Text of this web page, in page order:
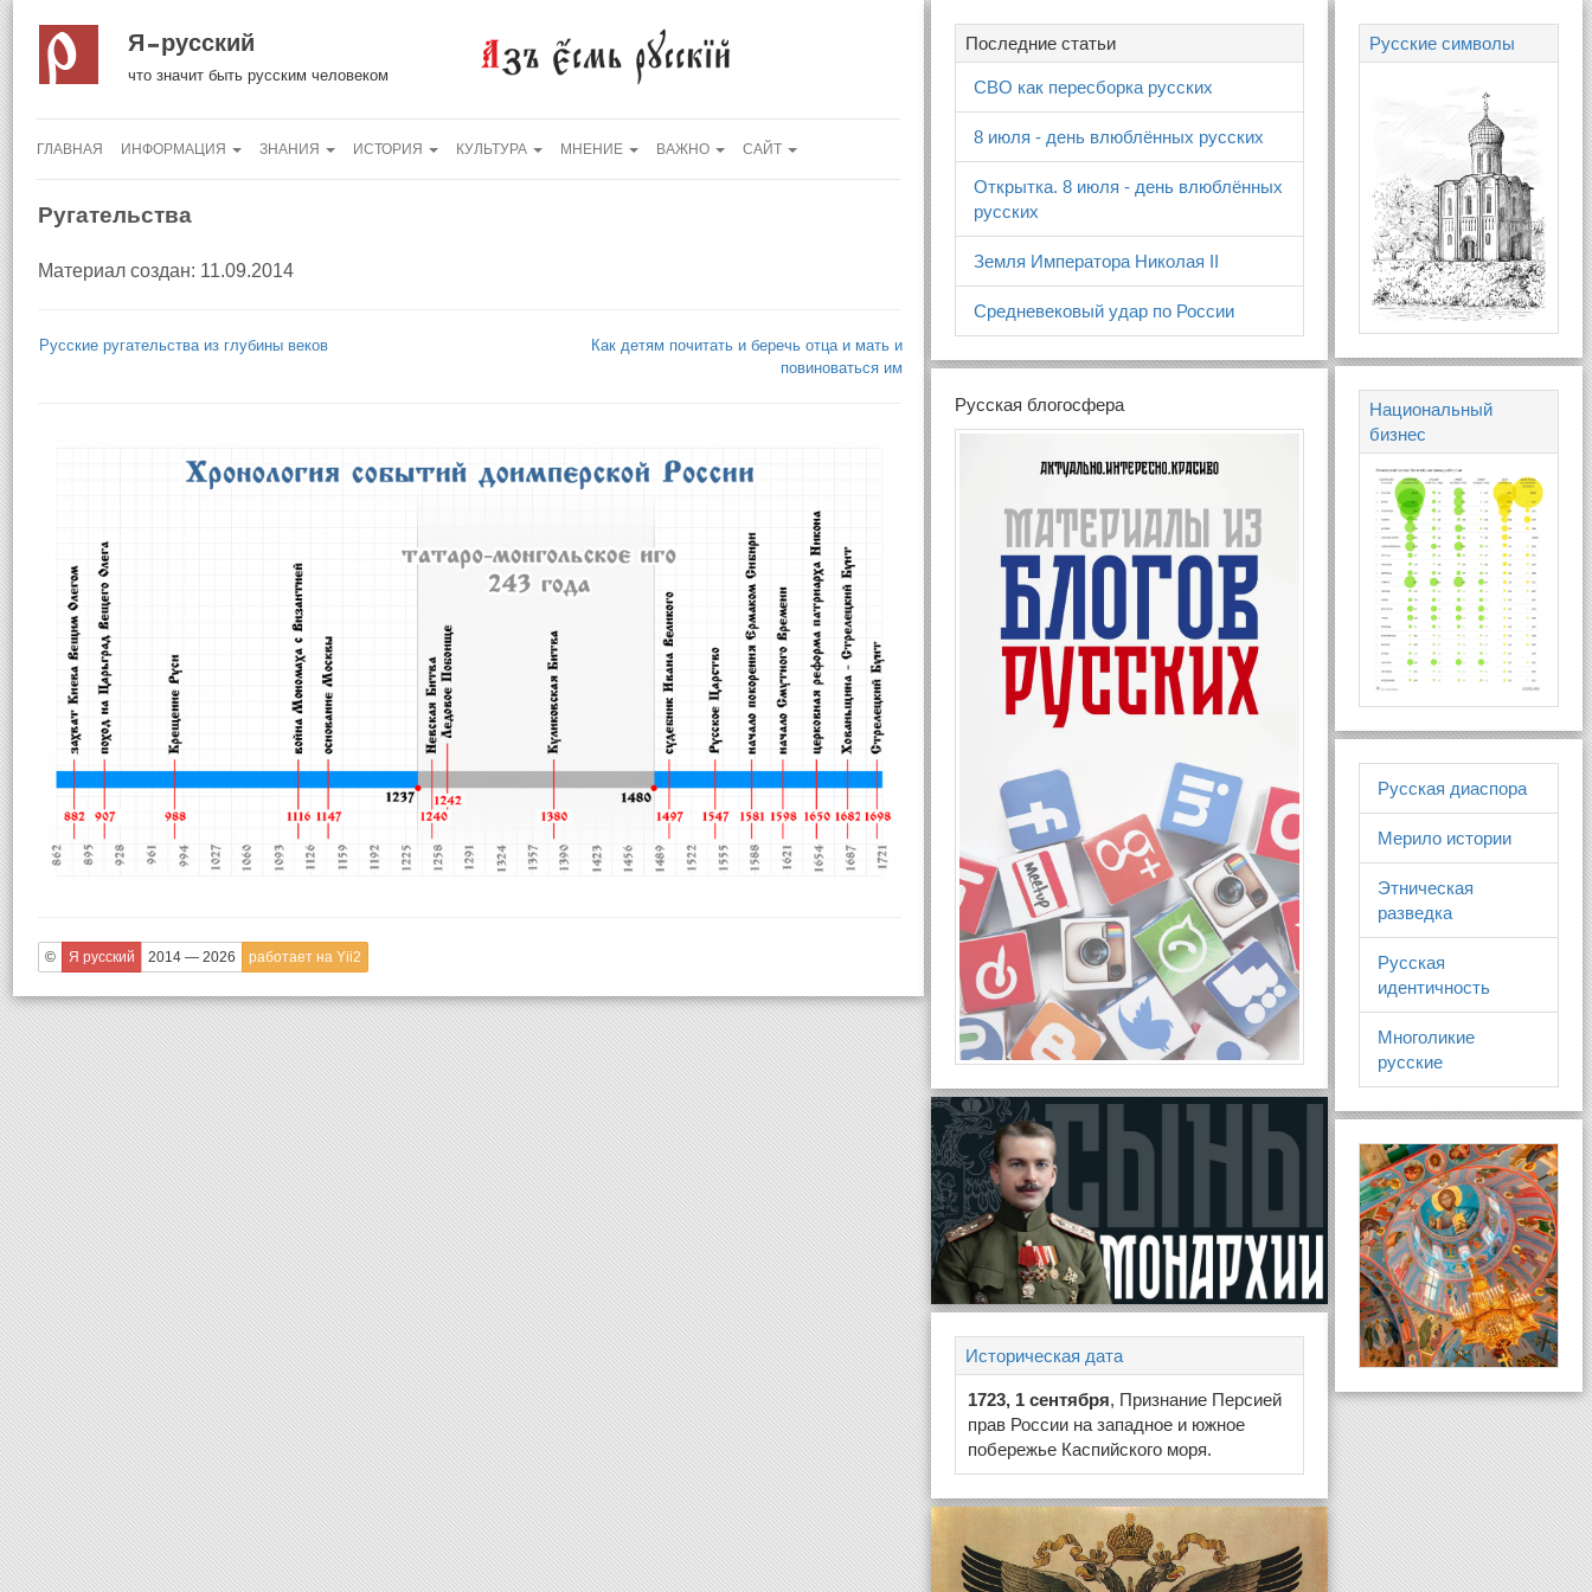
Я русский
что значит быть русским человеком
ГЛАВНАЯ ИНФОРМАЦИЯ ЗНАНИЯ ИСТОРИЯ КУЛЬТУРА МНЕНИЕ ВАЖНО САЙТ
Ругательства
Материал создан: 11.09.2014
Русские ругательства из глубины веков
Как детям почитать и беречь отца и мать и
повиноваться им
© Я русский 2014 — 2026 работает на Yii2
Последние статьи
СВО как пересборка русских
8 июля - день влюблённых русских
Открытка. 8 июля - день влюблённых
русских
Земля Императора Николая II
Средневековый удар по России
Русская блогосфера
Историческая дата
1723, 1 сентября, Признание Персией
прав России на западное и южное
побережье Каспийского моря.
Русские символы
Национальный
бизнес
Русская диаспора
Мерило истории
Этническая
разведка
Русская
идентичность
Многоликие
русские